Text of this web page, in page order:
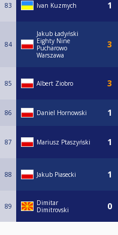
83 Ivan Kuzmych
84
Jakub Ładyński
Eighty Nine
Pucharowo
Warszawa
85 Albert Ziobro
86 Daniel Hornowski
87 Mariusz Ptaszyński
88 Jakub Piasecki
89
Dimitar
Dimitrovski